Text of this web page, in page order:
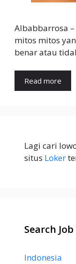
Albabbarrosa
mitos mitos
benar atau
Read more
Lagi cari
situs Loker
Search
Indonesia